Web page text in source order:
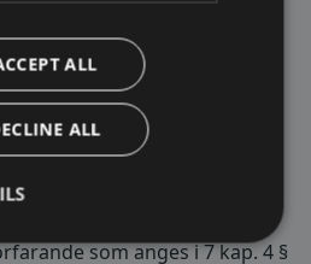
revisorer och eventuella
på stämman enligt
och poströstning
på bolagets
som anges i 7 kap. 4 §
ALL
ALL